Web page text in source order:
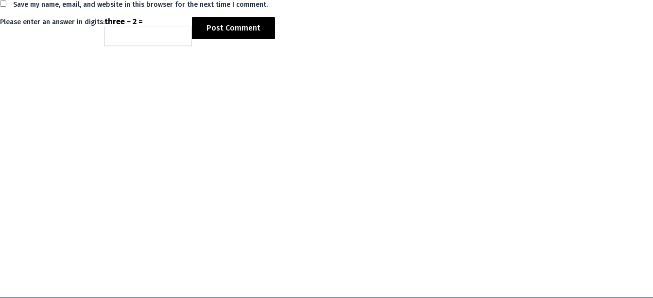
Save my name, email, and website in this browser for the next time I comment.
Please enter an answer in digits:three − 2 =